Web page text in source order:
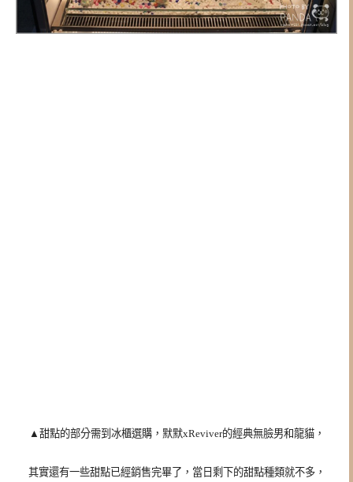
▲ 甜點的部分需到冰櫃選購， 默默xReviver的經典無臉男和龍貓，
其實還有一些甜點已經銷售完畢了，當日剩下的甜點種類就不多，